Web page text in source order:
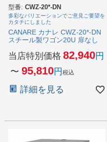
型番: CWZ-20*-DN
多彩なバリエーションでご意見ご要望を
カタチにしました
CANARE カナレ CWZ-20*-DN
スチール製ワゴン20U 扉なし
当店特別価格 82,940
〜 95,810 税込
詳細を見る